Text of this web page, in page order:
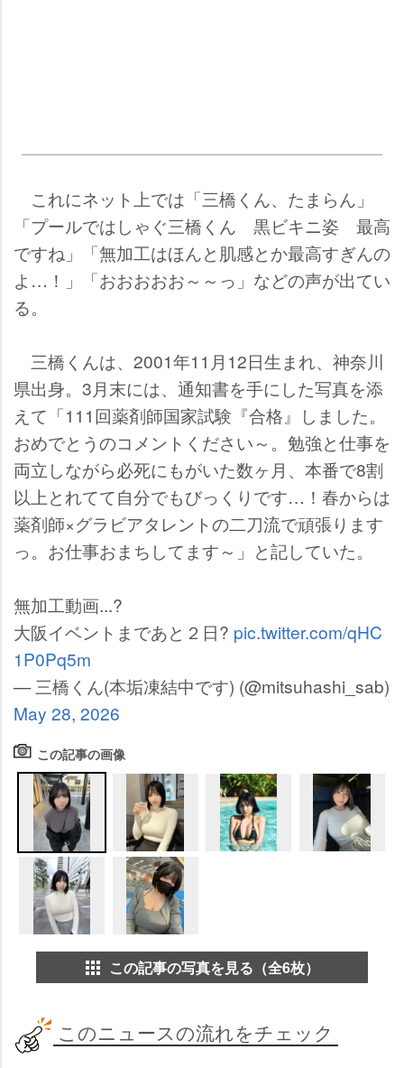
これにネット上では「三橋くん、たまらん」
「プールではしゃぐ三橋くん 黒ビキニ姿 最高
ですね」「無加工はほんと肌感とか最高すぎんの
よ…！」「おおおおお～～っ」などの声が出てい
る。
三橋くんは、2001年11月12日生まれ、神奈川
県出身。3月末には、通知書を手にした写真を添
えて「111回薬剤師国家試験『合格』しました。
おめでとうのコメントください～。勉強と仕事を
両立しながら必死にもがいた数ヶ月、本番で8割
以上とれてて自分でもびっくりです…！春からは
薬剤師×グラビアタレントの二刀流で頑張ります
っ。お仕事おまちしてます～」と記していた。
無加工動画...?
大阪イベントまであと２日? pic.twitter.com/qHC
1P0Pq5m
— 三橋くん(本垢凍結中です) (@mitsuhashi_sab)
May 28, 2026
この記事の画像
この記事の写真を見る（全6枚）
このニュースの流れをチェック